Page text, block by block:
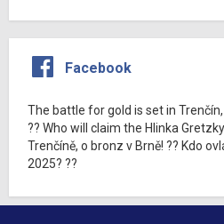
Facebook
The battle for gold is set in
?? Who will claim the Hlinka
Trenčíně, o bronz v Brně! ?? Kdo
2025? ??